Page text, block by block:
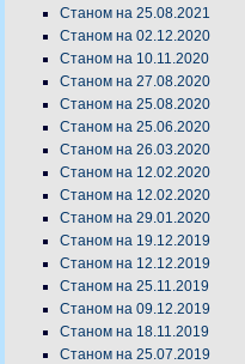
Станом на 25.08.2021
Станом на 02.12.2020
Станом на 10.11.2020
Станом на 27.08.2020
Станом на 25.08.2020
Станом на 25.06.2020
Станом на 26.03.2020
Станом на 12.02.2020
Станом на 12.02.2020
Станом на 29.01.2020
Станом на 19.12.2019
Станом на 12.12.2019
Станом на 25.11.2019
Станом на 09.12.2019
Станом на 18.11.2019
Станом на 25.07.2019